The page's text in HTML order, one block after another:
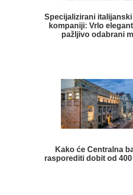
Specijalizirani
kompaniji: Vrlo
pažljivo odabrani
Kako će Centralna
rasporediti dobit od